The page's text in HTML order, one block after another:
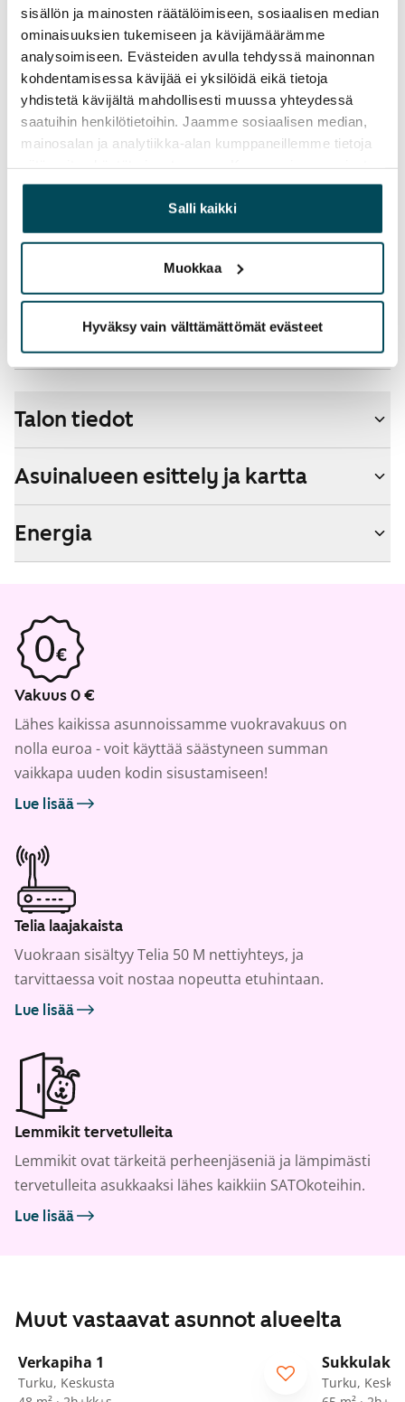
sisällön ja mainosten räätälöimiseen, sosiaalisen median
ominaisuuksien tukemiseen ja kävijämäärämme
analysoimiseen. Evästeiden avulla tehdyssä mainonnan
kohdentamisessa kävijää ei yksilöidä eikä tietoja
yhdistetä kävijältä mahdollisesti muussa yhteydessä
saatuihin henkilötietoihin. Jaamme sosiaalisen median,
mainosalan ja analytiikka-alan kumppaneillemme tietoja
yhdistää näitä tietoja muihin tietoihin, joita olet antanut
heille tai joita on kerätty, kun olet käyttänyt heidän
palvelujaan.
Salli kaikki
Muokkaa
Hyväksy vain välttämättömät evästeet
Vesimaksu
27 €/hlö/kk
Sähkömaksu
Vuokralainen solmii itse sähkösopimuksen.
Laajakaista
lisänopeutta etuhintaan ottamalla yhteyttä
Kyllä
Savuton talo
Ei
Talon tiedot
Asuinalueen esittely ja kartta
Energia
Vakuus 0 €
Lähes kaikissa asunnoissamme vuokravakuus on
nolla euroa - voit käyttää säästyneen summan
vaikkapa uuden kodin sisustamiseen!
Lue lisää
Telia laajakaista
Vuokraan sisältyy Telia 50 M nettiyhteys, ja
tarvittaessa voit nostaa nopeutta etuhintaan.
Lue lisää
Lemmikit tervetulleita
Lemmikit ovat tärkeitä perheenjäseniä ja lämpimästi
tervetulleita asukkaaksi lähes kaikkiin SATOkoteihin.
Lue lisää
Muut vastaavat asunnot alueelta
Verkapiha 1
Turku, Keskusta
Turku,